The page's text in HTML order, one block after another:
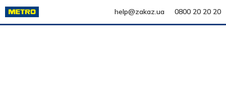
help@zakaz.ua 0800 20 20 20